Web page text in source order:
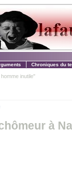
Chroniques du
homme inutile"
à